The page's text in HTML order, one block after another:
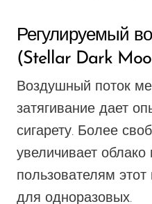
Регулируемый
(Stellar Dark
Воздушный поток
затягивание дает
сигарету. Более
увеличивает
пользователям
для одноразовых.